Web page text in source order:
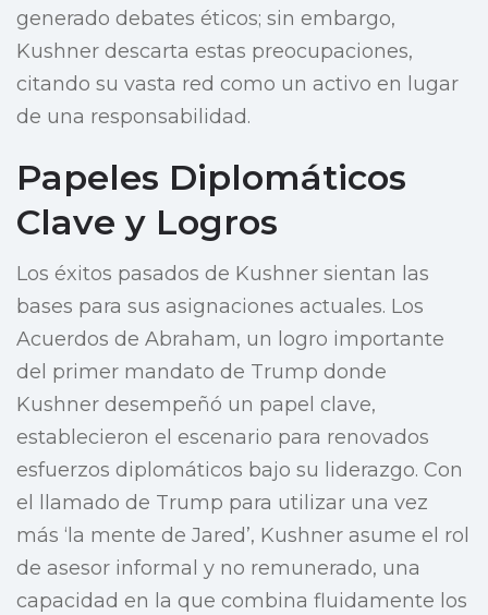
generado debates éticos; sin embargo,
Kushner descarta estas preocupaciones,
citando su vasta red como un activo en lugar
de una responsabilidad.
Papeles Diplomáticos
Clave y Logros
Los éxitos pasados de Kushner sientan las
bases para sus asignaciones actuales. Los
Acuerdos de Abraham, un logro importante
del primer mandato de Trump donde
Kushner desempeñó un papel clave,
establecieron el escenario para renovados
esfuerzos diplomáticos bajo su liderazgo. Con
el llamado de Trump para utilizar una vez
más ‘la mente de Jared’, Kushner asume el rol
de asesor informal y no remunerado, una
capacidad en la que combina fluidamente los